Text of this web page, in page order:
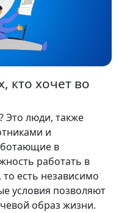
кто хочет во
Это люди, также
и
в
работать в
есть независимо
условия позволяют
образ жизни.